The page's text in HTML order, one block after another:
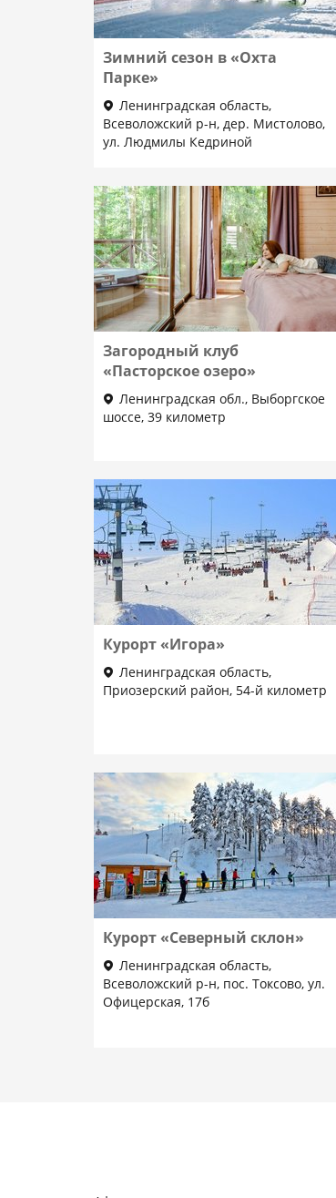
Зимний сезон в «Охта
Парке»
Ленинградская область,
Всеволожский р-н, дер. Мистолово,
ул. Людмилы Кедриной
Загородный клуб
«Пасторское озеро»
Ленинградская обл., Выборгское
шоссе, 39 километр
Курорт «Игора»
Ленинградская область,
Приозерский район, 54-й километр
Курорт «Северный склон»
Ленинградская область,
Всеволожский р-н, пос. Токсово, ул.
Офицерская, 17б